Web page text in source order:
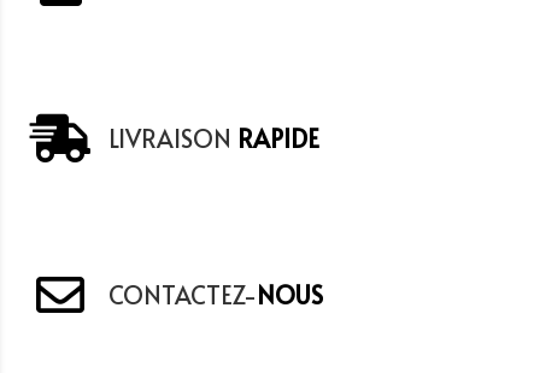
LIVRAISON RAPIDE
CONTACTEZ-NOUS